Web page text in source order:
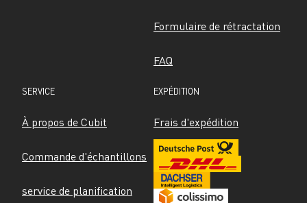
Formulaire de rétractation
FAQ
SERVICE
À propos de Cubit
Commande d'échantillons
service de planification
EXPÉDITION
Frais d'expédition